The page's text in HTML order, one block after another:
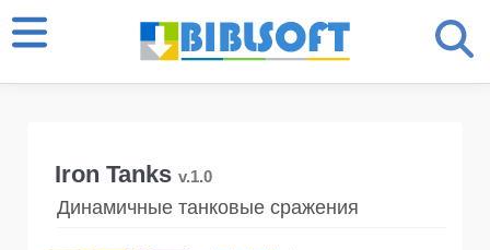
Iron Tanks v.1.0
Динамичные танковые сражения